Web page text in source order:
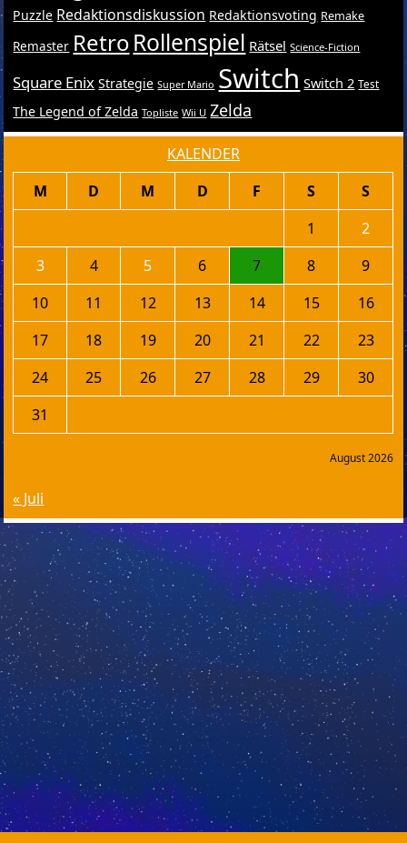
Puzzle Redaktionsdiskussion Redaktionsvoting Remake
Remaster RetroRollenspiel Rätsel Science-Fiction
Square Enix Strategie Super Mario Switch Switch 2 Test
The Legend of Zelda Topliste Wii U Zelda
KALENDER
August 2026
M D M D F S
S
1
2
3
4 5 6 7 8
9
10
11 12 13 14 15
16
17
18 19 20 21 22
23
24
25 26 27 28 29
30
31
« Juli